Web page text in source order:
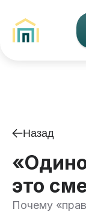
Назад
это
Почему